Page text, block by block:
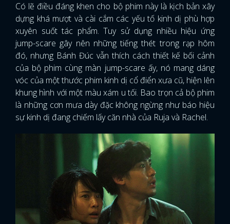
Có lẽ điều đáng khen cho bộ phim này là kịch bản xây
dựng khá mượt và cài cắm các yếu tố kinh dị phù hợp
xuyên suốt tác phẩm. Tuy sử dụng nhiều hiệu ứng
jump-scare gây nên những tiếng thét trong rạp hôm
đó, nhưng Bánh Đúc vẫn thích cách thiết kế bối cảnh
của bộ phim cùng màn jump-scare ấy, nó mang dáng
vóc của một thước phim kinh dị cổ điển xưa cũ, hiện lên
khung hình với một màu xám u tối. Bao trọn cả bộ phim
là những cơn mưa dày đặc không ngừng như báo hiệu
sự kinh dị đang chiếm lấy căn nhà của Ruja và Rachel.